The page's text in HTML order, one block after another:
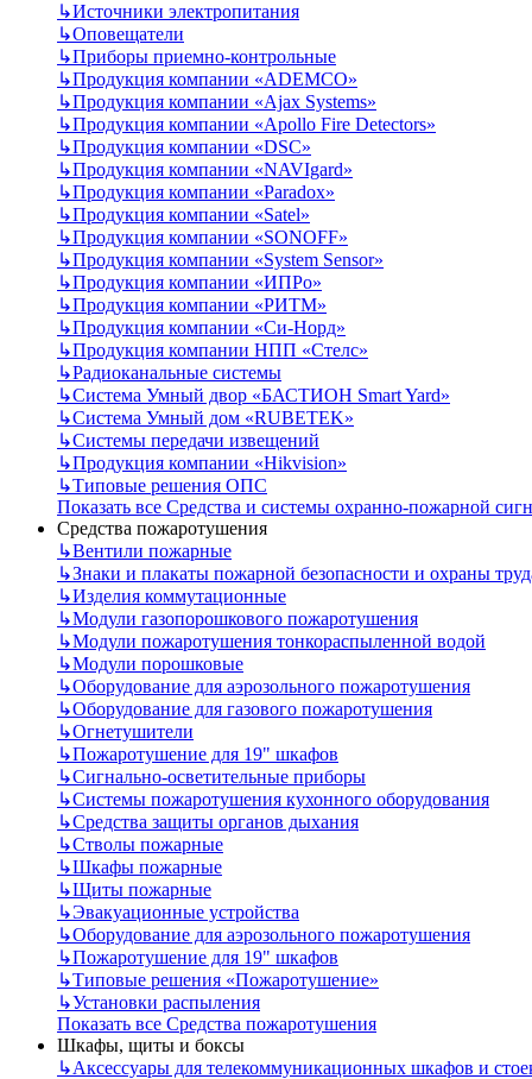
↳Источники электропитания
↳Оповещатели
↳Приборы приемно-контрольные
↳Продукция компании «ADEMCO»
↳Продукция компании «Ajax Systems»
↳Продукция компании «Apollo Fire Detectors»
↳Продукция компании «DSC»
↳Продукция компании «NAVIgard»
↳Продукция компании «Paradox»
↳Продукция компании «Satel»
↳Продукция компании «SONOFF»
↳Продукция компании «System Sensor»
↳Продукция компании «ИПРо»
↳Продукция компании «РИТМ»
↳Продукция компании «Си-Норд»
↳Продукция компании НПП «Стелс»
↳Радиоканальные системы
↳Система Умный двор «БАСТИОН Smart Yard»
↳Система Умный дом «RUBETEK»
↳Системы передачи извещений
↳Продукция компании «Hikvision»
↳Типовые решения ОПС
Показать все Средства и системы охранно-пожарной
Средства пожаротушения
↳Вентили пожарные
↳Знаки и плакаты пожарной безопасности и охраны
↳Изделия коммутационные
↳Модули газопорошкового пожаротушения
↳Модули пожаротушения тонкораспыленной водой
↳Модули порошковые
↳Оборудование для аэрозольного пожаротушения
↳Оборудование для газового пожаротушения
↳Огнетушители
↳Пожаротушение для 19" шкафов
↳Сигнально-осветительные приборы
↳Системы пожаротушения кухонного оборудования
↳Средства защиты органов дыхания
↳Стволы пожарные
↳Шкафы пожарные
↳Щиты пожарные
↳Эвакуационные устройства
↳Оборудование для аэрозольного пожаротушения
↳Пожаротушение для 19" шкафов
↳Типовые решения «Пожаротушение»
↳Установки распыления
Показать все Средства пожаротушения
Шкафы, щиты и боксы
↳Аксессуары для телекоммуникационных шкафов и